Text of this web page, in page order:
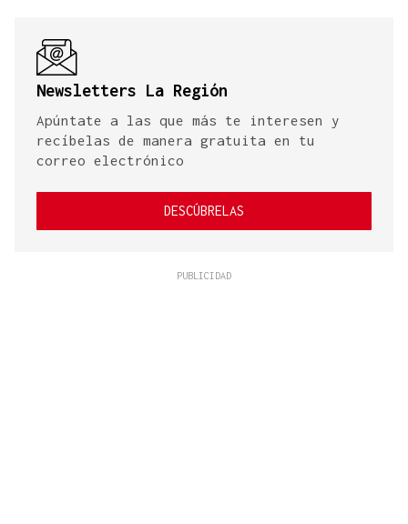
Newsletters La Región
Apúntate a las que más te interesen y
recíbelas de manera gratuita en tu
correo electrónico
DESCÚBRELAS